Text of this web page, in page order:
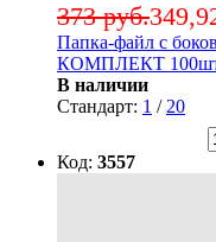
373 руб.
Папка-файл с
КОМПЛЕКТ
В наличии
Стандарт: 1 / 20
Код: 3557